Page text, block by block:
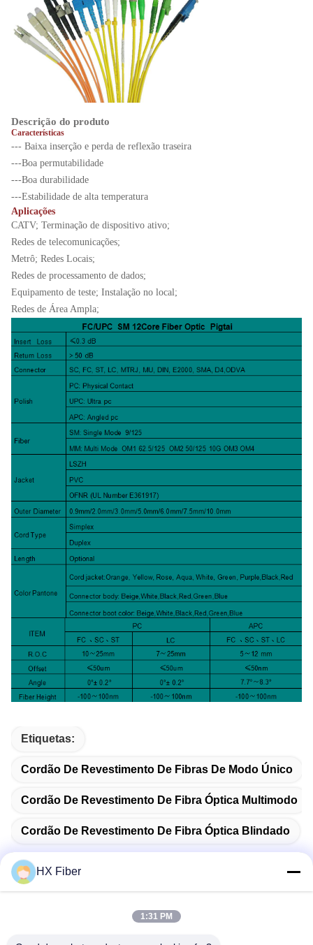
Descrição do produto
Características
--- Baixa inserção e perda de reflexão traseira
---Boa permutabilidade
---Boa durabilidade
---Estabilidade de alta temperatura
Aplicações
CATV; Terminação de dispositivo ativo;
Redes de telecomunicações;
Metrô; Redes Locais;
Redes de processamento de dados;
Equipamento de teste; Instalação no local;
Redes de Área Ampla;
Etiquetas:
Cordão De Revestimento De Fibras De Modo Único
Cordão De Revestimento De Fibra Óptica Multimodo
Cordão De Revestimento De Fibra Óptica Blindado
HX Fiber
1:31 PM